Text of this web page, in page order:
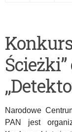
Narodowe
PAN jest
im.
Jopka
dla
od